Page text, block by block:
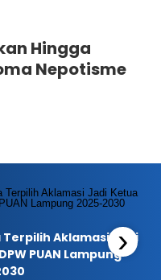
Hingga
Nepotisme
Terpilih Aklamasi Jadi
PUAN Lampung›